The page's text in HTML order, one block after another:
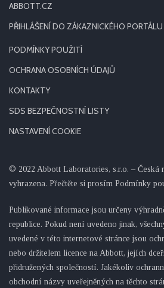
ABBOTT.CZ
PŘIHLÁŠENÍ DO ZÁKAZNICKÉHO PORTÁLU
PODMÍNKY POUŽITÍ
OCHRANA OSOBNÍCH ÚDAJŮ
KONTAKTY
SDS BEZPEČNOSTNÍ LISTY
NASTAVENÍ COOKIE
© 2022 Abbott Laboratories, s.r.o. – Česká
vyhrazena. Přečtěte si prosím Podmínky
Publikované informace jsou určeny
republice. Pokud není uvedeno jinak,
uvedené v této internetové stránce jsou
nebo držitelem licence na Abbott, jejích
přidružených společností. Jakékoliv
obchodní názvy uveřejněných na těchto